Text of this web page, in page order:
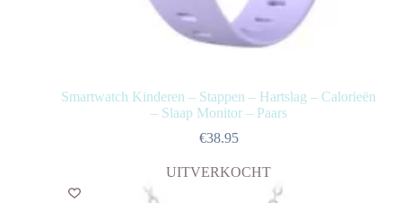
Smartwatch Kinderen – Stappen – Hartslag – Calorieën
– Slaap Monitor – Paars
€38.95
UITVERKOCHT